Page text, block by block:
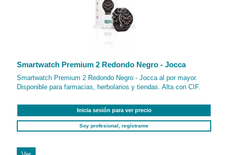
Smartwatch Premium 2 Redondo Negro - Jocca
Smartwatch Premium 2 Redondo Negro - Jocca al por mayor.
Disponible para farmacias, herbolarios y tiendas. Alta con CIF.
Inicia sesión para ver precio
Soy profesional, regístrame